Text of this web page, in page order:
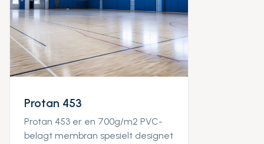
Protan 453
Protan 453 er en 700g/m2 PVC-
belagt membran spesielt designet